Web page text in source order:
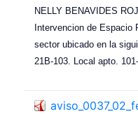
NELLY BENAVIDES
Intervencion de Espacio
sector ubicado en la
21B-103. Local apto.